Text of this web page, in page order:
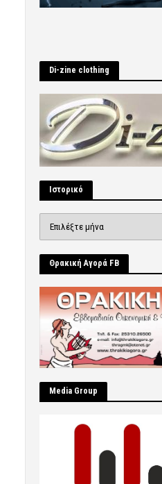
Di-zine clothing
Ιστορικό
Θρακική Αγορά FB
Μedia Group